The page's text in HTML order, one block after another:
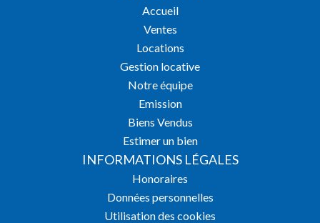
Accueil
Ventes
Locations
Gestion locative
Notre équipe
Emission
Biens Vendus
Estimer un bien
INFORMATIONS LÉGALES
Honoraires
Données personnelles
Utilisation des cookies